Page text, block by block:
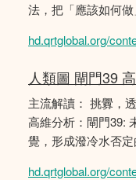
法，把「應該如何做
hd.qrtglobal.org/
人類圖 閘門39
主流解讀： 挑釁，
高維分析：閘門39:
覺，形成潑冷水否定
hd.qrtglobal.org/